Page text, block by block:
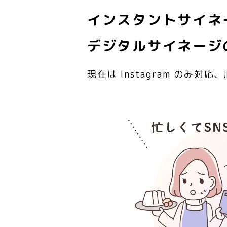
インスタントサイ
デジタルサイネー
現在は Instagram のみ対応、